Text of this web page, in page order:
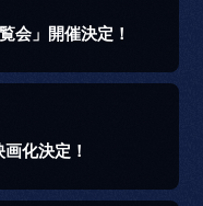
会」開催決定！
化決定！